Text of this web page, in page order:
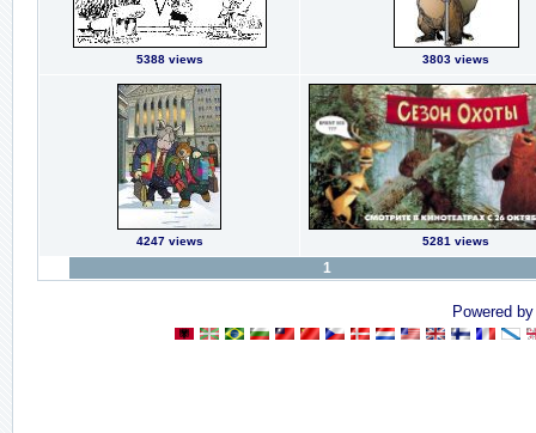
5388 views 3803 views
4247 views 5281 views
1
Powered